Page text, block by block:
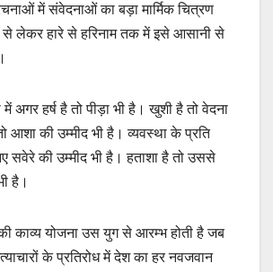
में संवेदनाओं का बड़ा मार्मिक चित्रण
लेकर हारे से हरिनाम तक में इसे आसानी से
अगर हर्ष है तो पीड़ा भी है। खुशी है तो वेदना
आशा की उम्मीद भी है। व्यवस्था के प्रति
सवेरे की उम्मीद भी है। हताशा है तो उससे
है।
काव्य योजना उस युग से आरम्भ होती है जब
के प्रतिरोध में देश का हर नवजवान